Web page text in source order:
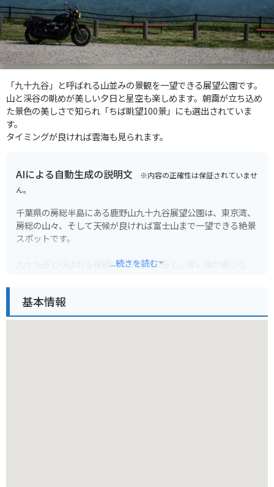
「九十九谷」と呼ばれる山並みの景観を一望できる展望公園です。
山と渓谷の眺めが美しい夕日と星空も楽しめます。朝靄が立ち込め
た景色の美しさで知られ「ちば眺望100景」にも選出されていま
す。
タイミングが良ければ雲海も見られます。
AIによる自動生成の説明文 ※内容の正確性は保証されていませ
ん。
千葉県の房総半島にある鹿野山九十九谷展望公園は、東京湾、
房総の山々、そして天候が良ければ富士山まで一望できる絶景
スポットです。
九十九谷と呼ばれる複雑に入り組んだ谷と、青い海が織りなす
しむことができます。
周辺には、鹿野山神野寺やマザー牧場など、観光スポットも点
...続きを読む
基本情報